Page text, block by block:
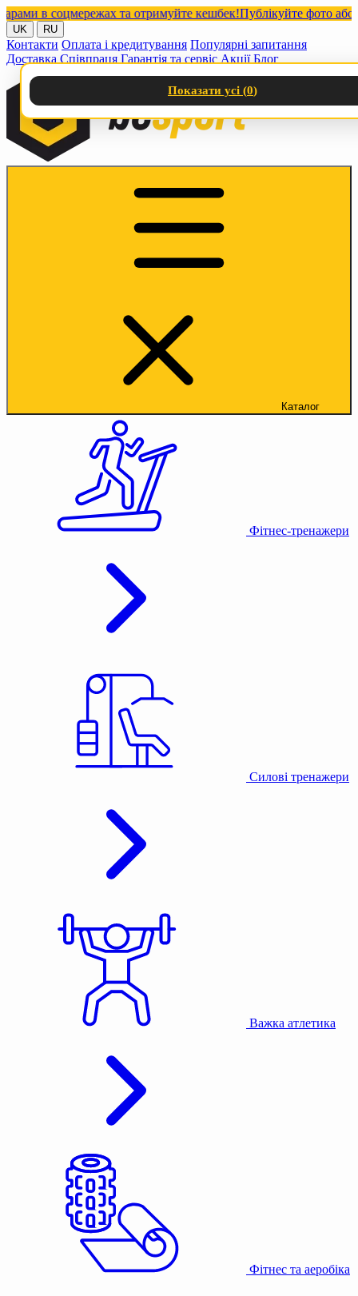
в соцмережах та отримуйте кешбек!Публікуйте фото або
UK RU
Контакти Оплата і кредитування Популярні запитання
Доставка Співпраця Гарантія та сервіс Акції Блог
Каталог
Фітнес-тренажери
Силові тренажери
Важка атлетика
Фітнес та аеробіка
Показати усі (0)